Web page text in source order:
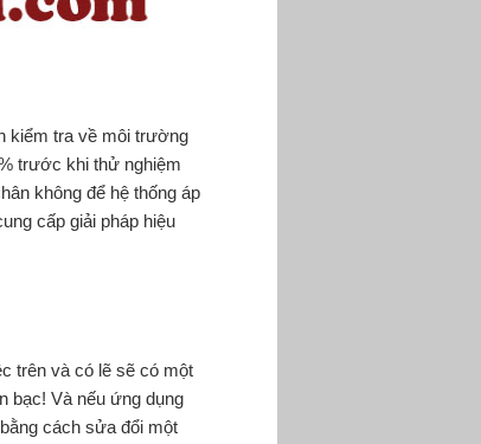
kiểm tra về môi trường
trước khi thử nghiệm
không để hệ thống áp
cấp giải pháp hiệu
trên và có lẽ sẽ có một
bạc! Và nếu ứng dụng
cách sửa đổi một